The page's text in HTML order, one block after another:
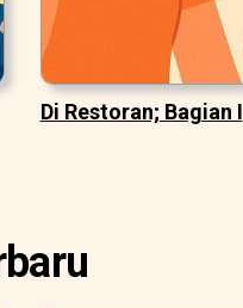
Di Restoran; Bagian I